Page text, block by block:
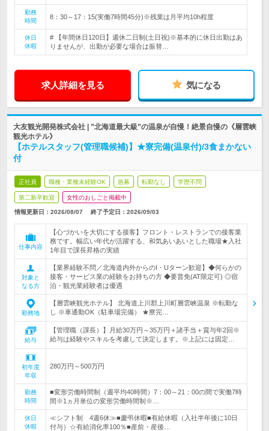
勤務
時間
8：30～17：15(実働7時間45分)※残業は月平均10h程度
休日
休暇
# 【年間休日120日】週休二日制(土日祝)※基本的に休日出勤はあ
りませんが、出勤が必要な場合は振替…
求人詳細を見る 気になる
大友観光開発株式会社 | ”北海道最大級”の温泉が自慢！絶景自慢の《層雲峡
観光ホテル》
【ホテルスタッフ(管理職候補)】★寮完備(温泉付)/3食まかない
付
正社員 職種・業種未経験OK 急募 転勤なし 学歴不問
第二新卒歓迎 女性のおしごと掲載中
情報更新日：2026/08/07 終了予定日： 2026/09/03
仕事内容
【心づかいを大切にする接客】フロント・レストランでの接客業
務です。幅広い年代が活躍する、和気あいあいとした職場★入社
1年目で課長昇格の実績
対象と
なる方
【業界経験不問／北海道内外からのI・Uターン歓迎】◆何らかの
接客・サービス業の経験をお持ちの方 ◆要普免(AT限定可) ◎宿
泊・観光業経験者は優遇
勤務地
【層雲峡観光ホテル】 北海道上川郡上川町層雲峡温泉 ※転勤な
し ※車通勤OK（駐車場完備） ★寮完…
給与
【管理職（課長）】月給30万円～35万円＋諸手当＋賞与年2回※
給与は経験やスキルを考慮して決定します。※上記には固定…
初年度
年収
280万円～500万円
勤務
時間
■変形労働時間制（週平均40時間）7：00～21：00の間で実働7時
間※1ヵ月単位の変形労働時間制※…
休日
休暇
≪シフト制 4週6休≫■慶弔休暇■有給休暇（入社半年後に10日
付与）☆有給消化率100％■産前・産後…